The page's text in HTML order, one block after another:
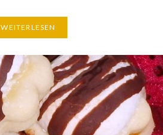
WEITERLESEN